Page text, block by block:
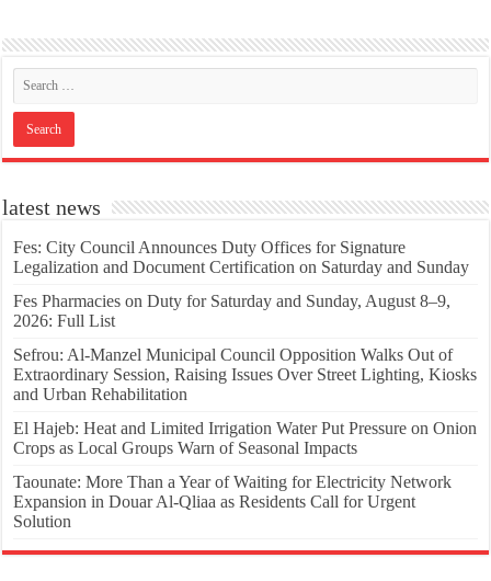
latest news
Fes: City Council Announces Duty Offices for Signature
Legalization and Document Certification on Saturday and Sunday
Fes Pharmacies on Duty for Saturday and Sunday, August 8–9,
2026: Full List
Sefrou: Al-Manzel Municipal Council Opposition Walks Out of
Extraordinary Session, Raising Issues Over Street Lighting, Kiosks
and Urban Rehabilitation
El Hajeb: Heat and Limited Irrigation Water Put Pressure on Onion
Crops as Local Groups Warn of Seasonal Impacts
Taounate: More Than a Year of Waiting for Electricity Network
Expansion in Douar Al-Qliaa as Residents Call for Urgent
Solution